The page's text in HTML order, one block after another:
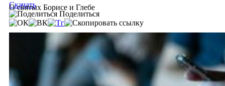
О святых Борисе и Глебе
Скачать
Поделиться